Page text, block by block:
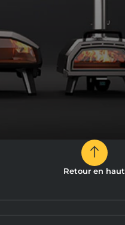
Retour en haut